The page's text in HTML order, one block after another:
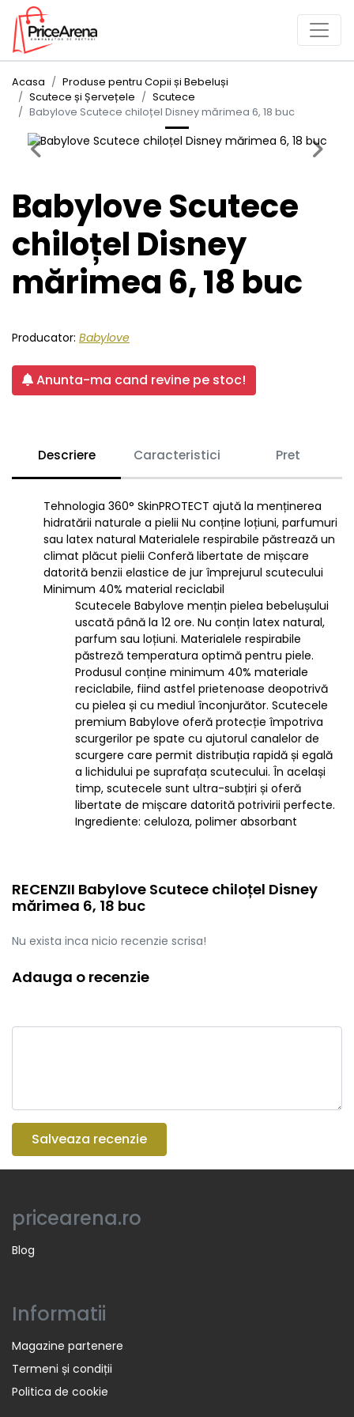
Acasa
Produse pentru Copii și Bebeluși
Scutece și Șervețele
Scutece
Babylove Scutece chiloțel Disney mărimea 6, 18 buc
Previous Next
Babylove Scutece
chiloțel Disney
mărimea 6, 18 buc
Producator: Babylove
Anunta-ma cand revine pe stoc!
Descriere Caracteristici Pret
Tehnologia 360° SkinPROTECT ajută la menținerea
hidratării naturale a pielii Nu conține loțiuni, parfumuri
sau latex natural Materialele respirabile păstrează un
climat plăcut pielii Conferă libertate de mișcare
datorită benzii elastice de jur împrejurul scutecului
Minimum 40% material reciclabil
Scutecele Babylove mențin pielea bebelușului
uscată până la 12 ore. Nu conțin latex natural,
parfum sau loțiuni. Materialele respirabile
păstreză temperatura optimă pentru piele.
Produsul conține minimum 40% materiale
reciclabile, fiind astfel prietenoase deopotrivă
cu pielea și cu mediul înconjurător. Scutecele
premium Babylove oferă protecție împotriva
scurgerilor pe spate cu ajutorul canalelor de
scurgere care permit distribuția rapidă și egală
a lichidului pe suprafața scutecului. În același
timp, scutecele sunt ultra-subțiri și oferă
libertate de mișcare datorită potrivirii perfecte.
Ingrediente: celuloza, polimer absorbant
RECENZII Babylove Scutece chiloțel Disney
mărimea 6, 18 buc
Nu exista inca nicio recenzie scrisa!
Adauga o recenzie
Salveaza recenzie
pricearena.ro
Blog
Informatii
Magazine partenere
Termeni și condiții
Politica de cookie